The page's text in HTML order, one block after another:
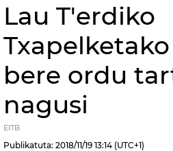
Lau T'erdiko
bere ordu
nagusi
EITB
Publikatuta: 2018/11/19 13:14 (UTC+1)